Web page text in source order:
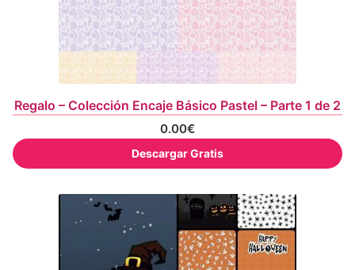
Regalo – Colección Encaje Básico Pastel – Parte 1 de 2
0.00€
Descargar Gratis